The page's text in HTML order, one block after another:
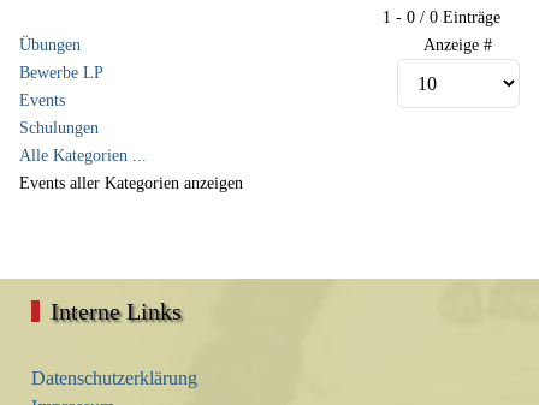
1 - 0 / 0 Einträge
Anzeige #
Übungen
Bewerbe LP
Events
Schulungen
Alle Kategorien ...
Events aller Kategorien anzeigen
Interne Links
Datenschutzerklärung